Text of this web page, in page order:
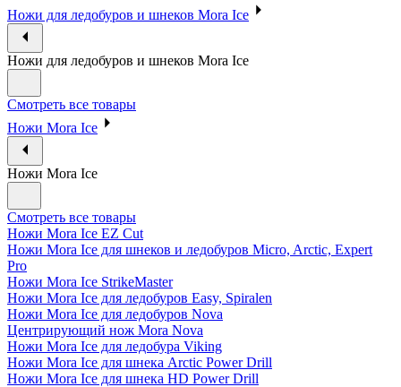
Ножи для ледобуров и шнеков Mora Ice
Ножи для ледобуров и шнеков Mora Ice
Смотреть все товары
Ножи Mora Ice
Ножи Mora Ice
Смотреть все товары
Ножи Mora Ice EZ Cut
Ножи Mora Ice для шнеков и ледобуров Micro, Arctic, Expert
Pro
Ножи Mora Ice StrikeMaster
Ножи Mora Ice для ледобуров Easy, Spiralen
Ножи Mora Ice для ледобуров Nova
Центрирующий нож Mora Nova
Ножи Mora Ice для ледобура Viking
Ножи Mora Ice для шнека Arctic Power Drill
Ножи Mora Ice для шнека HD Power Drill